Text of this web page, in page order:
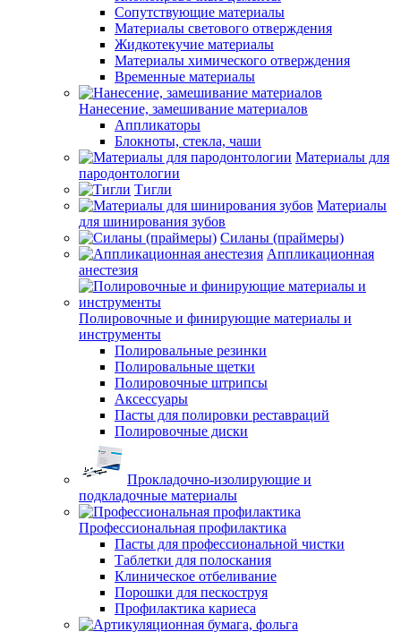
Сопутствующие материалы
Материалы светового отверждения
Жидкотекучие материалы
Материалы химического отверждения
Временные материалы
Нанесение, замешивание материалов
Аппликаторы
Блокноты, стекла, чаши
Материалы для
пародонтологии
Тигли
Материалы
для шинирования зубов
Силаны (праймеры)
Аппликационная
анестезия
Полировочные и финирующие материалы и
инструменты
Полировальные резинки
Полировальные щетки
Полировочные штрипсы
Аксессуары
Пасты для полировки реставраций
Полировочные диски
Прокладочно-изолирующие и
подкладочные материалы
Профессиональная профилактика
Пасты для профессиональной чистки
Таблетки для полоскания
Клиническое отбеливание
Порошки для пескоструя
Профилактика кариеса